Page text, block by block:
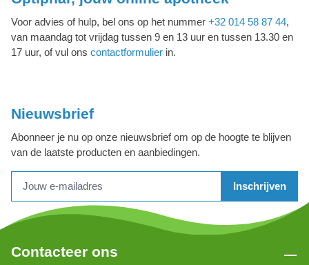
Voor advies of hulp, bel ons op het nummer +32 014 58 87 44,
van maandag tot vrijdag tussen 9 en 13 uur en tussen 13.30 en
17 uur, of vul ons contactformulier in.
Nieuwsbrief
Abonneer je nu op onze nieuwsbrief om op de hoogte te blijven
van de laatste producten en aanbiedingen.
Inschrijven
Contacteer ons